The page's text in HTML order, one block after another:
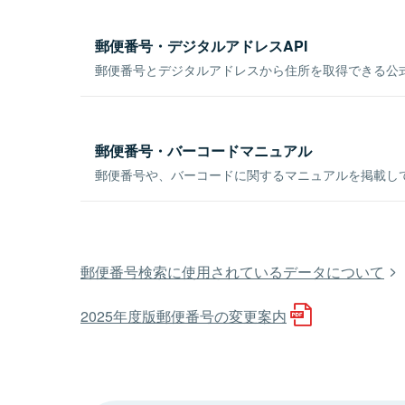
郵便番号・デジタルアドレスAPI
郵便番号とデジタルアドレスから住所を取得できる公
郵便番号・バーコードマニュアル
郵便番号や、バーコードに関するマニュアルを掲載し
郵便番号検索に使用されているデータについて
2025年度版郵便番号の変更案内